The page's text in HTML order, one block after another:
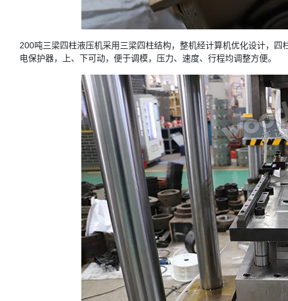
200吨三梁四柱液压机采用三梁四柱结构，整机经计算机优化设计，
电保护器，上、下可动，便于调模，压力、速度、行程均调整方便。